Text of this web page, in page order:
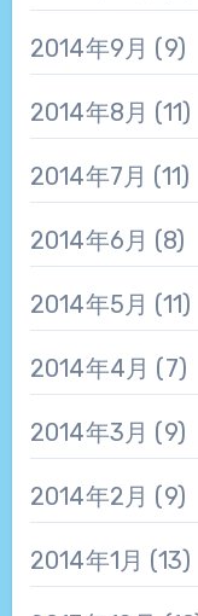
2014年9月 (9)
2014年8月 (11)
2014年7月 (11)
2014年6月 (8)
2014年5月 (11)
2014年4月 (7)
2014年3月 (9)
2014年2月 (9)
2014年1月 (13)